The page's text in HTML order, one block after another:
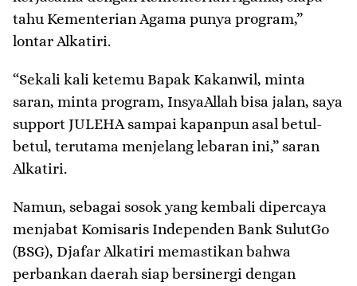
tahu Kementerian Agama punya program,”
lontar Alkatiri.
“Sekali kali ketemu Bapak Kakanwil, minta
saran, minta program, InsyaAllah bisa jalan, saya
support JULEHA sampai kapanpun asal betul-
betul, terutama menjelang lebaran ini,” saran
Alkatiri.
Namun, sebagai sosok yang kembali dipercaya
menjabat Komisaris Independen Bank SulutGo
(BSG), Djafar Alkatiri memastikan bahwa
perbankan daerah siap bersinergi dengan